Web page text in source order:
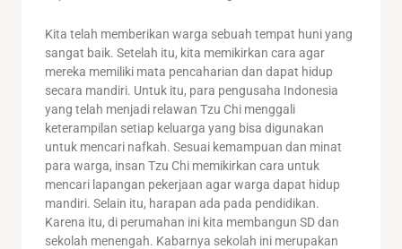
Kita telah memberikan warga sebuah tempat huni yang
sangat baik. Setelah itu, kita memikirkan cara agar
mereka memiliki mata pencaharian dan dapat hidup
secara mandiri. Untuk itu, para pengusaha Indonesia
yang telah menjadi relawan Tzu Chi menggali
keterampilan setiap keluarga yang bisa digunakan
untuk mencari nafkah. Sesuai kemampuan dan minat
para warga, insan Tzu Chi memikirkan cara untuk
mencari lapangan pekerjaan agar warga dapat hidup
mandiri. Selain itu, harapan ada pada pendidikan.
Karena itu, di perumahan ini kita membangun SD dan
sekolah menengah. Kabarnya sekolah ini merupakan